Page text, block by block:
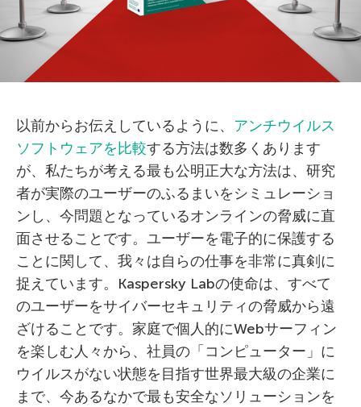
以前からお伝えしているように、 アンチウイルス
ソフトウェアを比較する方法は数多くあります
が、私たちが考える最も公明正大な方法は、研究
者が実際のユーザーのふるまいをシミュレーショ
ンし、今問題となっているオンラインの脅威に直
面させることです。ユーザーを電子的に保護する
ことに関して、我々は自らの仕事を非常に真剣に
捉えています。Kaspersky Labの使命は、すべて
のユーザーをサイバーセキュリティの脅威から遠
ざけることです。家庭で個人的にWebサーフィン
を楽しむ人々から、社員の「コンピューター」に
ウイルスがない状態を目指す世界最大級の企業に
まで、今あるなかで最も安全なソリューションを